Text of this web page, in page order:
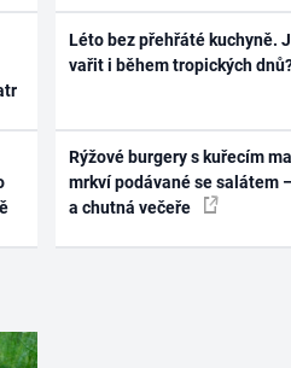
Léto bez přehřáté kuchyně.
vařit i během tropických
Rýžové burgery s kuřecím
mrkví podávané se salátem
a chutná večeře